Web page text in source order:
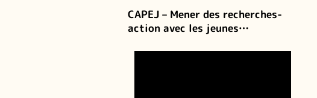
CAPEJ – Mener des recherches-
action avec les jeunes…